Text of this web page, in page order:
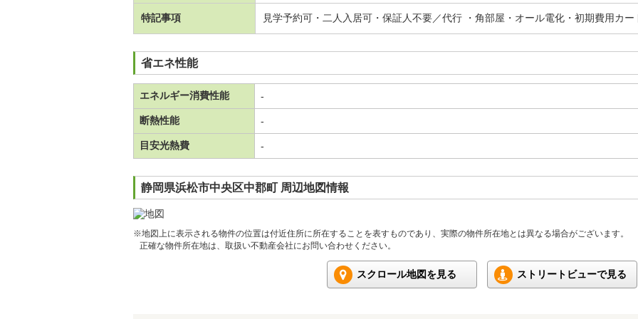
特記事項 見学予約可・二人入居可・保証人不要／代行 ・角部屋・オール電化・初期費用カー
省エネ性能
エネルギー消費性能 -
断熱性能 -
目安光熱費 -
静岡県浜松市中央区中郡町 周辺地図情報
※地図上に表示される物件の位置は付近住所に所在することを表すものであり、実際の物件所在地とは異なる場合がございます。
正確な物件所在地は、取扱い不動産会社にお問い合わせください。
スクロール地図を見る ストリートビューで見る